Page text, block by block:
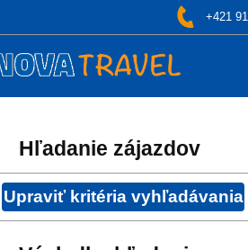
+421
Hľadanie zájazdov